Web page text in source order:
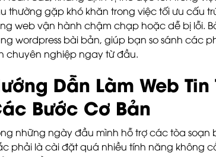
thường gặp khó khăn trong việc tối ưu cấu
web vận hành chậm chạp hoặc dễ bị lỗi.
wordpress bài bản, giúp bạn so sánh các
chuyên nghiệp ngay từ đầu.
Dẫn Làm Web
Bước Cơ Bản
những ngày đầu mình hỗ trợ các tòa soạn
phải là cài đặt quá nhiều tính năng không